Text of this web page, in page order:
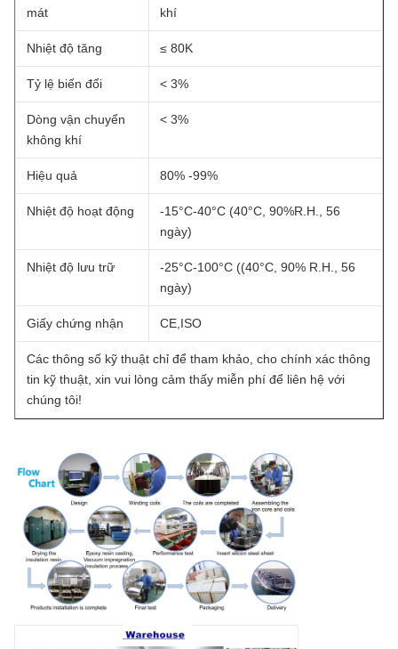
mát
khí
Nhiệt độ tăng ≤ 80K
Tỷ lệ biến đổi < 3%
Dòng vận chuyển
không khí
< 3%
Hiệu quả 80% -99%
Nhiệt độ hoạt động
-15°C-40°C (40°C, 90%R.H., 56
ngày)
Nhiệt độ lưu trữ
-25°C-100°C ((40°C, 90% R.H., 56
ngày)
Giấy chứng nhận CE,ISO
Các thông số kỹ thuật chỉ để tham khảo, cho chính xác thông
tin kỹ thuật, xin vui lòng cảm thấy miễn phí để liên hệ với
chúng tôi!